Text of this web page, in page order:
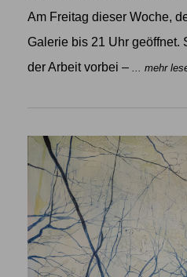
Am Freitag dieser Woche,
Galerie bis 21 Uhr geöffnet.
der Arbeit vorbei – ... mehr